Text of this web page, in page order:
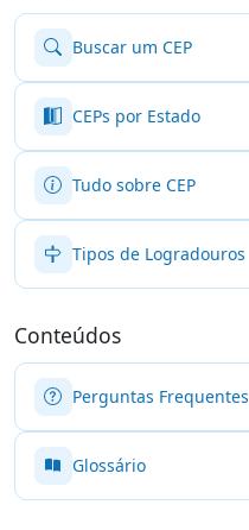
Buscar um CEP
CEPs por Estado
Tudo sobre CEP
Tipos de Logradouros
Conteúdos
Perguntas Frequentes
Glossário